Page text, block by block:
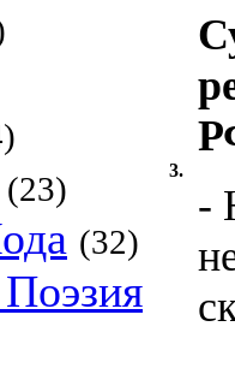
(23)
(32)
3.
-